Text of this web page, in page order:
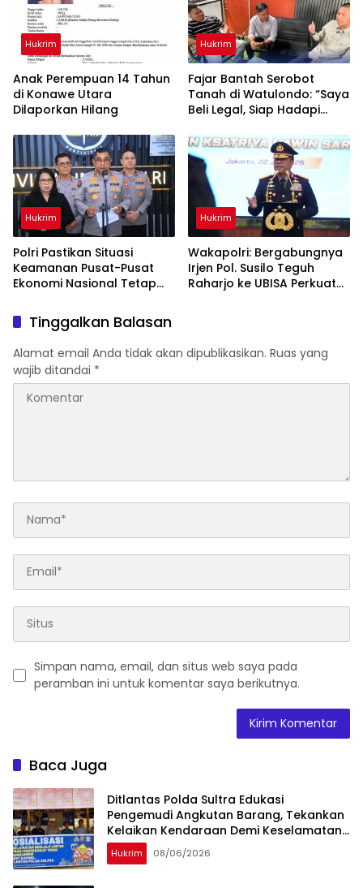
Hukrim
Anak Perempuan 14 Tahun
di Konawe Utara
Dilaporkan Hilang
Hukrim
‎Fajar Bantah Serobot
Tanah di Watulondo: “Saya
Beli Legal, Siap Hadapi
Hukrim
Polri Pastikan Situasi
Keamanan Pusat-Pusat
Ekonomi Nasional Tetap
Hukrim
Wakapolri: Bergabungnya
Irjen Pol. Susilo Teguh
Raharjo ke UBISA Perkuat
Tinggalkan Balasan
Alamat email Anda tidak akan dipublikasikan. Ruas yang
wajib ditandai *
Simpan nama, email, dan situs web saya pada
peramban ini untuk komentar saya berikutnya.
Baca Juga
Ditlantas Polda Sultra Edukasi
Pengemudi Angkutan Barang, Tekankan
Kelaikan Kendaraan Demi Keselamatan
Berlalu Lintas
Hukrim 08/06/2026